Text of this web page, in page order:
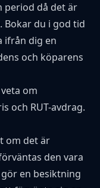
period då det är
Bokar du i god tid
ifrån dig en
och köparens
om
och RUT-avdrag.
om det är
den vara
en besiktning